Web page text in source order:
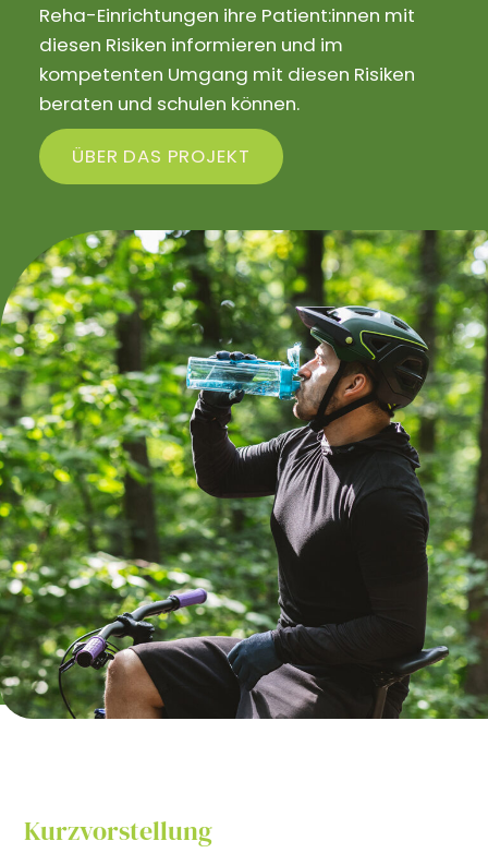
Reha-Einrichtungen ihre Patient:innen mit
diesen Risiken informieren und im
kompetenten Umgang mit diesen Risiken
beraten und schulen können.
ÜBER DAS PROJEKT
Kurzvorstellung